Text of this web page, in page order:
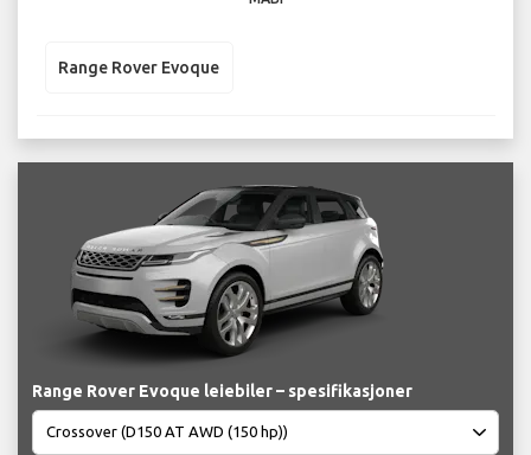
Range Rover Evoque
Range Rover Evoque leiebiler – spesifikasjoner